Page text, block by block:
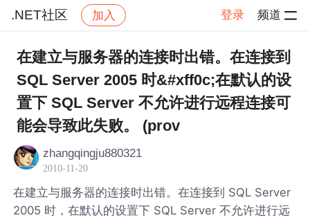
.NET社区 加入 登录 频道
社区 .NET社区 帖子详情
在建立与服务器的连接时出错。在连接到
SQL Server 2005 时&#xff0c;在默认的设
置下 SQL Server 不允许进行远程连接可
能会导致此失败。 (prov
zhangqingju880321
2010-11-20
在建立与服务器的连接时出错。在连接到 SQL Server
2005 时，在默认的设置下 SQL Server 不允许进行远